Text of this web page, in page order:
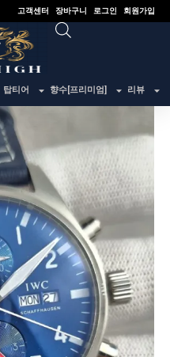
고객센터 장바구니 로그인 회원가입
탑티어 향수[프리미엄] 리뷰